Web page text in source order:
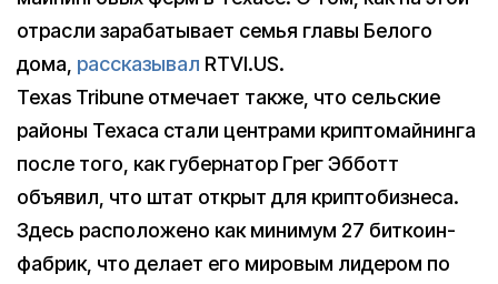
отрасли зарабатывает семья главы Белого
дома, рассказывал RTVI.US.
Texas Tribune отмечает также, что сельские
районы Техаса стали центрами криптомайнинга
после того, как губернатор Грег Эбботт
объявил, что штат открыт для криптобизнеса.
Здесь расположено как минимум 27 биткоин-
фабрик, что делает его мировым лидером по